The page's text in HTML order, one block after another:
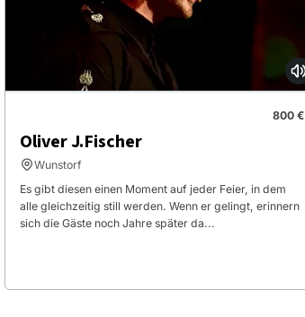
800 €
Oliver J.Fischer
Wunstorf
Es gibt diesen einen Moment auf jeder Feier, in dem
alle gleichzeitig still werden. Wenn er gelingt, erinnern
sich die Gäste noch Jahre später da...